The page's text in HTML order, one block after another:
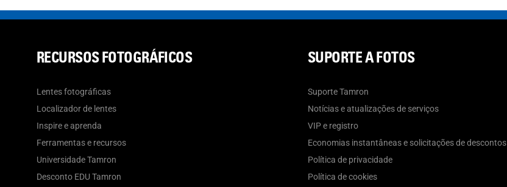
RECURSOS FOTOGRÁFICOS
Lentes fotográficas
Localizador de lentes
Inspire e aprenda
Ferramentas e recursos
Universidade Tamron
Desconto EDU Tamron
SUPORTE A FOTOS
Suporte Tamron
Notícias e atualizações de serviços
VIP e registro
Economias instantâneas e solicitações de descontos
Política de privacidade
Política de cookies